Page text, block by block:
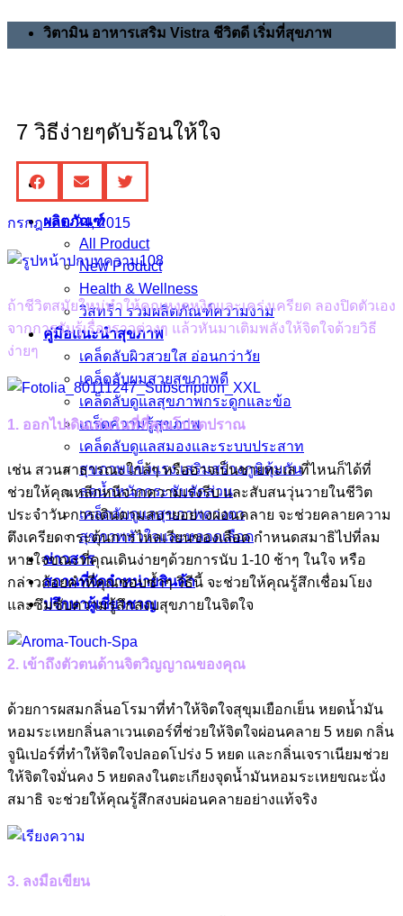
วิตามิน อาหารเสริม Vistra ชีวิตดี เริ่มที่สุขภาพ
ผลิตภัณฑ์
All Product
New Product
Health & Wellness
วิสทร้า รวมผลิตภัณฑ์ความงาม
คู่มือแนะนำสุขภาพ
เคล็ดลับผิวสวยใส อ่อนกว่าวัย
เคล็ดลับผมสวยสุขภาพดี
เคล็ดลับดูแลสุขภาพกระดูกและข้อ
เกร็ดความรู้สุขภาพ
เคล็ดลับดูแลสมองและระบบประสาท
สุขภาพแข็งแรง เสริมสร้างภูมิคุ้มกัน
ลดน้ำหนักกระชับสัดส่วน
เคล็ดลับดูแลสุขภาพดวงตา
สุขภาพหัวใจและหลอดเลือด
ข่าวสาร
สถานที่จัดจำหน่ายสินค้า
ปรึกษาผู้เชี่ยวชาญ
7 วิธีง่ายๆดับร้อนให้ใจ
กรกฎาคม 24, 2015
ถ้าชีวิตสมัยใหม่ทำให้คุณหงุดหงิดและเคร่งเครียด ลองปิดตัวเอง
จากการรับรู้เรื่องราวต่างๆ แล้วหันมาเติมพลังให้จิตใจด้วยวิธี
ง่ายๆ
1. ออกไปเดินเล่นในที่ที่คุณโปรดปราณ
เช่น สวนสาธารณะใกล้ๆ หรืออาจเป็นชายทะเล ที่ไหนก็ได้ที่
ช่วยให้คุณหลีกหนีจากความเร่งรีบ และสับสนวุ่นวายในชีวิต
ประจำวัน การเดินตามสบายอย่างผ่อนคลาย จะช่วยคลายความ
ตึงเครียด กระตุ้นการไหลเวียนของเลือด กำหนดสมาธิไปที่ลม
หายใจขณะที่คุณเดินง่ายๆด้วยการนับ 1-10 ช้าๆ ในใจ หรือ
กล่าวถ้อยคำที่คุณชอบซ้ำๆ วิธีนี้ จะช่วยให้คุณรู้สึกเชื่อมโยง
และซึมซับความรู้สึกสงบสุขภายในจิตใจ
2. เข้าถึงตัวตนด้านจิตวิญญาณของคุณ
ด้วยการผสมกลิ่นอโรมาที่ทำให้จิตใจสุขุมเยือกเย็น หยดน้ำมัน
หอมระเหยกลิ่นลาเวนเดอร์ที่ช่วยให้จิตใจผ่อนคลาย 5 หยด กลิ่น
จูนิเปอร์ที่ทำให้จิตใจปลอดโปร่ง 5 หยด และกลิ่นเจราเนียมช่วย
ให้จิตใจมั่นคง 5 หยดลงในตะเกียงจุดน้ำมันหอมระเหยขณะนั่ง
สมาธิ จะช่วยให้คุณรู้สึกสงบผ่อนคลายอย่างแท้จริง
3. ลงมือเขียน